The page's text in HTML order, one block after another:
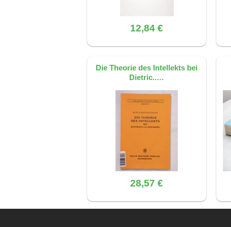
12,84 €
Die Theorie des Intellekts bei
Dietric..…
28,57 €